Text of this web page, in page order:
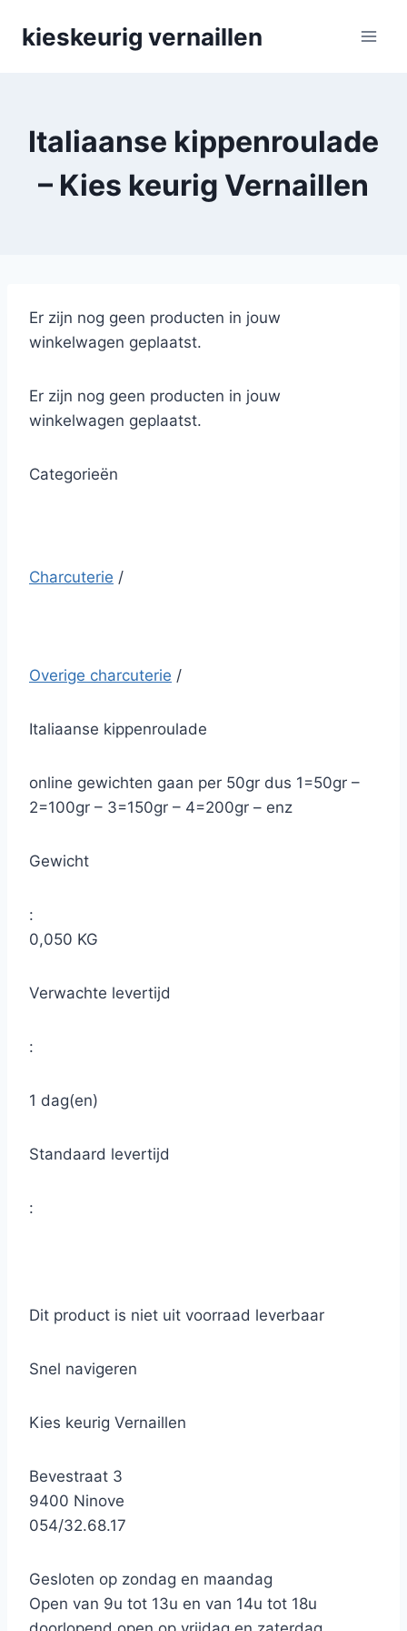
kieskeurig vernaillen
Italiaanse kippenroulade
– Kies keurig Vernaillen
Er zijn nog geen producten in jouw
winkelwagen geplaatst.
Er zijn nog geen producten in jouw
winkelwagen geplaatst.
Categorieën
Charcuterie /
Overige charcuterie /
Italiaanse kippenroulade
online gewichten gaan per 50gr dus 1=50gr –
2=100gr – 3=150gr – 4=200gr – enz
Gewicht
:
0,050 KG
Verwachte levertijd
:
1 dag(en)
Standaard levertijd
:
Dit product is niet uit voorraad leverbaar
Snel navigeren
Kies keurig Vernaillen
Bevestraat 3
9400 Ninove
054/32.68.17
Gesloten op zondag en maandag
Open van 9u tot 13u en van 14u tot 18u